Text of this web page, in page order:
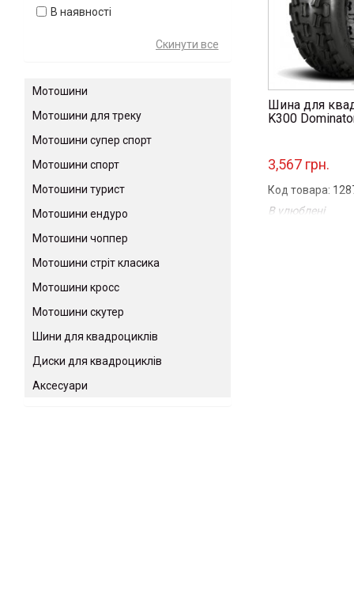
В наявності
Мотошини
Мотошини для треку
Мотошини супер спорт
Мотошини спорт
Мотошини турист
Мотошини ендуро
Мотошини чоппер
Мотошини стріт класика
Мотошини кросс
Мотошини скутер
Шини для квадроциклів
Диски для квадроциклів
Аксесуари
Шина для
K300
3,567 грн.
Код товара:
В улюблені